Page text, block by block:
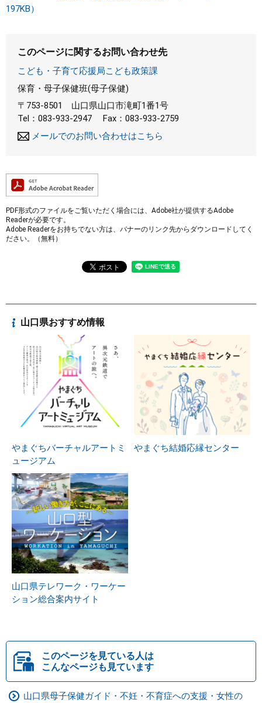
197KB）
このページに関するお問い合わせ先
こども・子育て応援局こども政策課
保育・母子保健班(母子保健)
〒753-8501
山口県山口市滝町1番1号
Tel：083-933-2947
Fax：083-933-2759
メールでのお問い合わせはこちら
PDF形式のファイルをご覧いただく場合には、Adobe社が提供するAdobe
Readerが必要です。
Adobe Readerをお持ちでない方は、バナーのリンク先からダウンロードしてく
ださい。（無料）
山口県おすすめ情報
やまぐちバーチャルアートミ
ュージアム
やまぐち結婚応縁センター
山口県テレワーク・ワーケー
ション総合案内サイト
このページを見ている人は
こんなページも見ています
山口県母子保健ガイド・不妊・不育症への支援・女性の